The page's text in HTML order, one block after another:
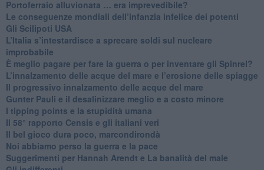
​Portoferraio alluvionata … era imprevedibile?
Le conseguenze mondiali dell’infanzia infelice dei potenti
​Gli Scilipoti USA
L’Italia s’intestardisce a sprecare soldi sul nucleare
improbabile
È meglio pagare per fare la guerra o per inventare gli Spinrel?
​L’innalzamento delle acque del mare e l’erosione delle spiagge
​Il progressivo innalzamento delle acque del mare
​Gunter Pauli e il desalinizzare meglio e a costo minore
I tipping points e la stupidità umana
​Il 58° rapporto Censis e gli italiani veri
​Il bel gioco dura poco, marcondirondà
Noi abbiamo perso la guerra e la pace
Suggerimenti per Hannah Arendt e La banalità del male